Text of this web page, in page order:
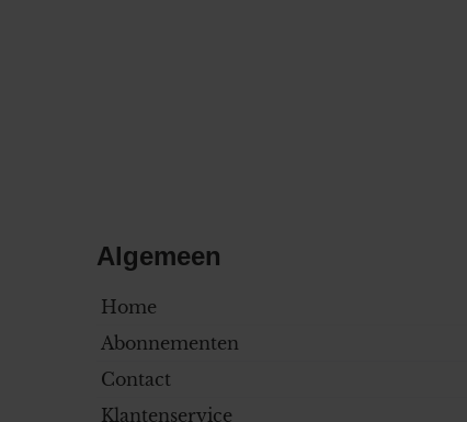
Algemeen
Home
Abonnementen
Contact
Klantenservice